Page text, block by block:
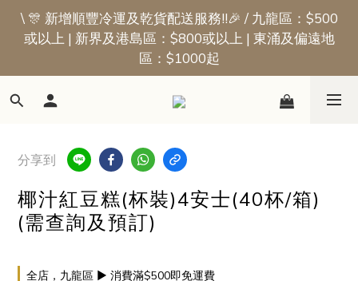
📢新會員優惠 | 首張訂單即享$50迎新獎賞
\ 🎊 新增順豐冷運及乾貨配送服務!!🎉 / 九龍區：$500
或以上 | 新界及港島區：$800或以上 | 東涌及偏遠地
區：$1000起
📢新會員優惠 | 首張訂單即享$50迎新獎賞
分享到
椰汁紅豆糕(杯裝)4安士(40杯/箱)
(需查詢及預訂)
全店，九龍區 ▶ 消費滿$500即免運費